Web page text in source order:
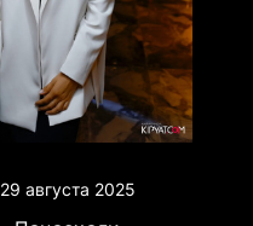
29 августа 2025